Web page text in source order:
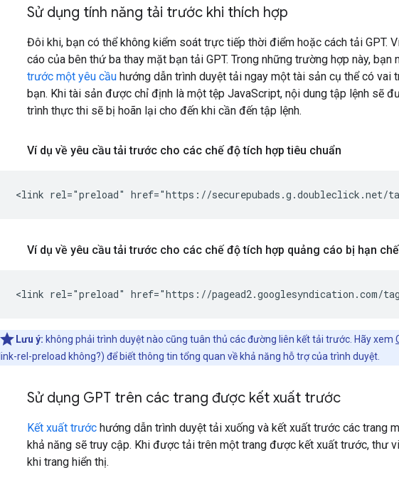
Sử dụng tính năng tải trước khi thích hợp
Đôi khi, bạn có thể không kiểm soát trực tiếp thời điểm hoặc cách tải GPT.
cáo của bên thứ ba thay mặt bạn tải GPT. Trong những trường hợp này,
trước một yêu cầu hướng dẫn trình duyệt tải ngay một tài sản cụ thể có vai
bạn. Khi tài sản được chỉ định là một tệp JavaScript, nội dung tập lệnh sẽ
trình thực thi sẽ bị hoãn lại cho đến khi cần đến tập lệnh.
Ví dụ về yêu cầu tải trước cho các chế độ tích hợp tiêu chuẩn
Ví dụ về yêu cầu tải trước cho các chế độ tích hợp quảng cáo bị hạn chế
Lưu ý: không phải trình duyệt nào cũng tuân thủ các đường liên kết tải trước. Hãy xem
link-rel-preload không?) để biết thông tin tổng quan về khả năng hỗ trợ của trình duyệt.
Sử dụng GPT trên các trang được kết xuất trước
Kết xuất trước hướng dẫn trình duyệt tải xuống và kết xuất trước các trang
khả năng sẽ truy cập. Khi được tải trên một trang được kết xuất trước, thư
khi trang hiển thị.